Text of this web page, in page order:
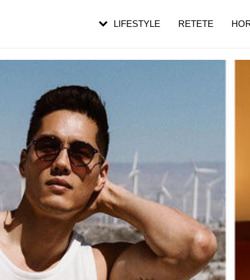
LIFESTYLE RETETE
pe măsură ce înaintezi în vârstă
de